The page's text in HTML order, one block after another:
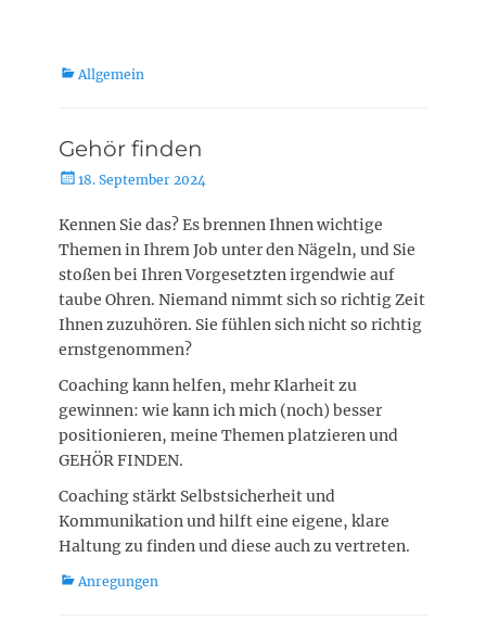
Kategorien
Allgemein
Gehör finden
Posted
18. September 2024
Kennen Sie das? Es brennen Ihnen wichtige
Themen in Ihrem Job unter den Nägeln, und Sie
stoßen bei Ihren Vorgesetzten irgendwie auf
taube Ohren. Niemand nimmt sich so richtig Zeit
Ihnen zuzuhören. Sie fühlen sich nicht so richtig
ernstgenommen?
Coaching kann helfen, mehr Klarheit zu
gewinnen: wie kann ich mich (noch) besser
positionieren, meine Themen platzieren und
GEHÖR FINDEN.
Coaching stärkt Selbstsicherheit und
Kommunikation und hilft eine eigene, klare
Haltung zu finden und diese auch zu vertreten.
Kategorien
Anregungen